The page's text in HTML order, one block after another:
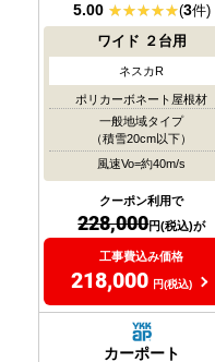
5.00 (3件)
ワイド ２台用
ネスカR
ポリカーボネート屋根材
一般地域タイプ
（積雪20cm以下）
風速Vo=約40m/s
クーポン利用で
228,000円(税込)が
工事費込み価格
218,000 円(税込)
カーポート